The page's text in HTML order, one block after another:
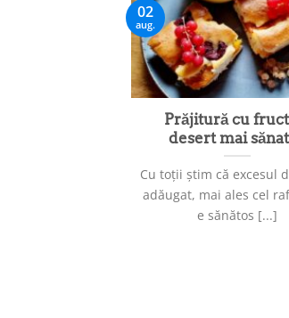
Prăjitură cu
desert mai
Cu toții știm că excesul
adăugat, mai ales cel
e sănătos [...]
02
aug.